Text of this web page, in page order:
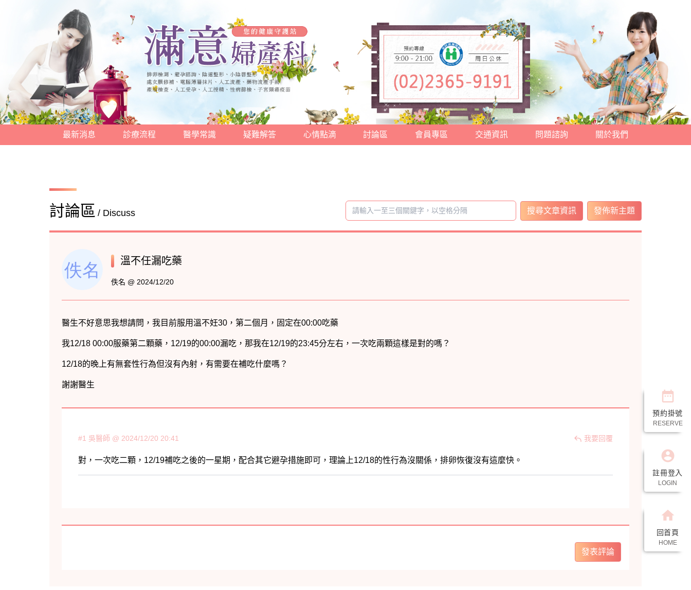
最新消息 診療流程 醫學常識 疑難解答 心情點滴 討論區 會員專區 交通資訊 問題諮詢 關於我們
討論區 / Discuss 搜尋文章資訊 發佈新主題
溫不任漏吃藥
佚名 @ 2024/12/20
#1 吳醫師 @ 2024/12/20 20:41 我要回覆
發表評論
date_range
預約掛號
RESERVE
account_circle
註冊登入
LOGIN
home
回首頁
HOME